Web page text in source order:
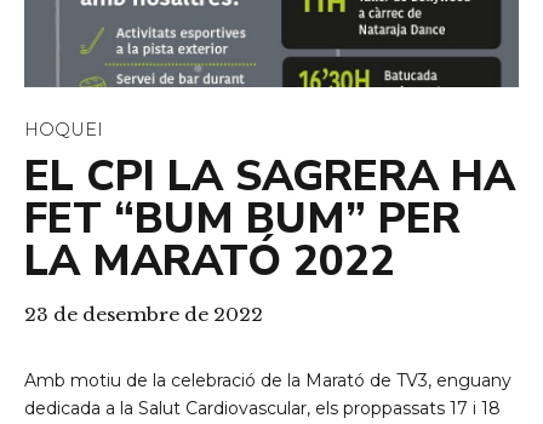
HOQUEI
EL CPI LA SAGRERA HA
FET “BUM BUM” PER
LA MARATÓ 2022
23 de desembre de 2022
Amb motiu de la celebració de la Marató de TV3, enguany
dedicada a la Salut Cardiovascular, els proppassats 17 i 18